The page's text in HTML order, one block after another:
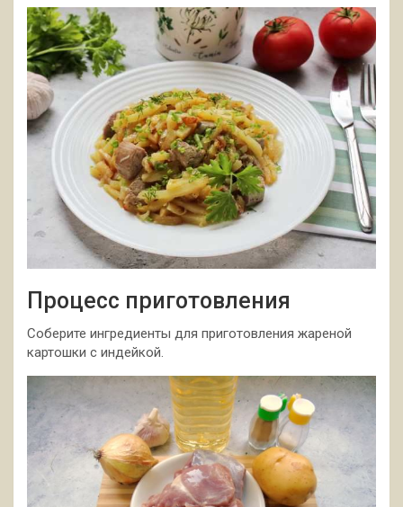
Процесс приготовления
Соберите ингредиенты для приготовления жареной
картошки с индейкой.